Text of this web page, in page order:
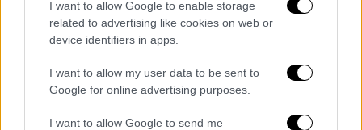
I want to allow Google to enable storage
related to advertising like cookies on web or
device identifiers in apps.
I want to allow my user data to be sent to
Google for online advertising purposes.
I want to allow Google to send me
δικογραφία θα διαβιβαστεί στον εισαγγελέα
για να διατυπώσει την πρότασή του προς το
Συμβούλιο Πλημμελειοδικών, τα μέλη του
οποίου στη συνέχεια με βούλευμά τους θα
αποφασίσουν για τηνπαραπομπή ή μη της
κατηγορούμενης σε δίκη